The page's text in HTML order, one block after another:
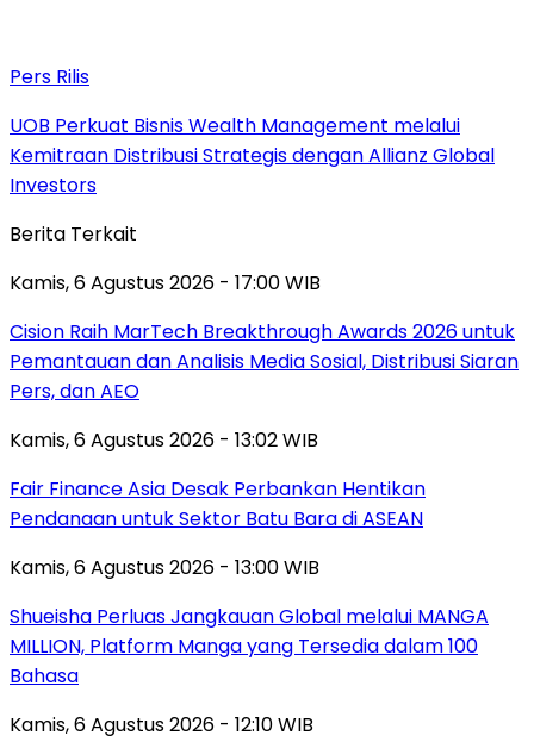
Pers Rilis
UOB Perkuat Bisnis Wealth Management melalui
Kemitraan Distribusi Strategis dengan Allianz Global
Investors
Berita Terkait
Kamis, 6 Agustus 2026 - 17:00 WIB
Cision Raih MarTech Breakthrough Awards 2026 untuk
Pemantauan dan Analisis Media Sosial, Distribusi Siaran
Pers, dan AEO
Kamis, 6 Agustus 2026 - 13:02 WIB
Fair Finance Asia Desak Perbankan Hentikan
Pendanaan untuk Sektor Batu Bara di ASEAN
Kamis, 6 Agustus 2026 - 13:00 WIB
Shueisha Perluas Jangkauan Global melalui MANGA
MILLION, Platform Manga yang Tersedia dalam 100
Bahasa
Kamis, 6 Agustus 2026 - 12:10 WIB